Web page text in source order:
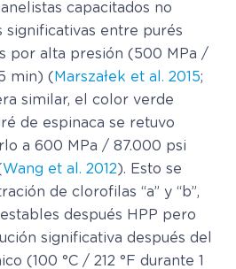
capacitados no
significativas entre purés
por alta presión (500 MPa /
min) ( Marszałek et al. 2015;
similar, el color verde
de espinaca se retuvo
a 600 MPa / 87.000 psi
Wang et al. 2012). Esto se
de clorofilas “a” y “b”,
después HPP pero
significativa después del
(100 °C / 212 °F durante 1